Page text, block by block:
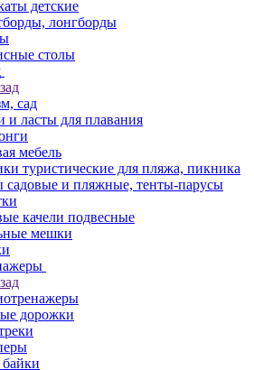
детские
лонгборды
столы
сад
и ласты для плавания
мебель
туристические для пляжа, пикника
садовые и пляжные, тенты-парусы
качели подвесные
мешки
дорожки